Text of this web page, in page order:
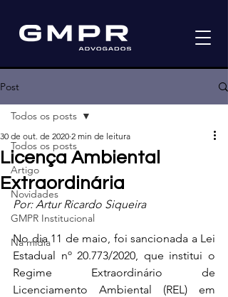
Post
Todos os posts
Artigo
Novidades
GMPR Institucional
Na mídia
Todos os posts
Licença Ambiental
Extraordinária
30 de out. de 2020 2 min de leitura
Por: Artur Ricardo Siqueira
No dia 11 de maio, foi sancionada a Lei
Estadual nº 20.773/2020, que institui o
Regime Extraordinário de
Licenciamento Ambiental (REL) em